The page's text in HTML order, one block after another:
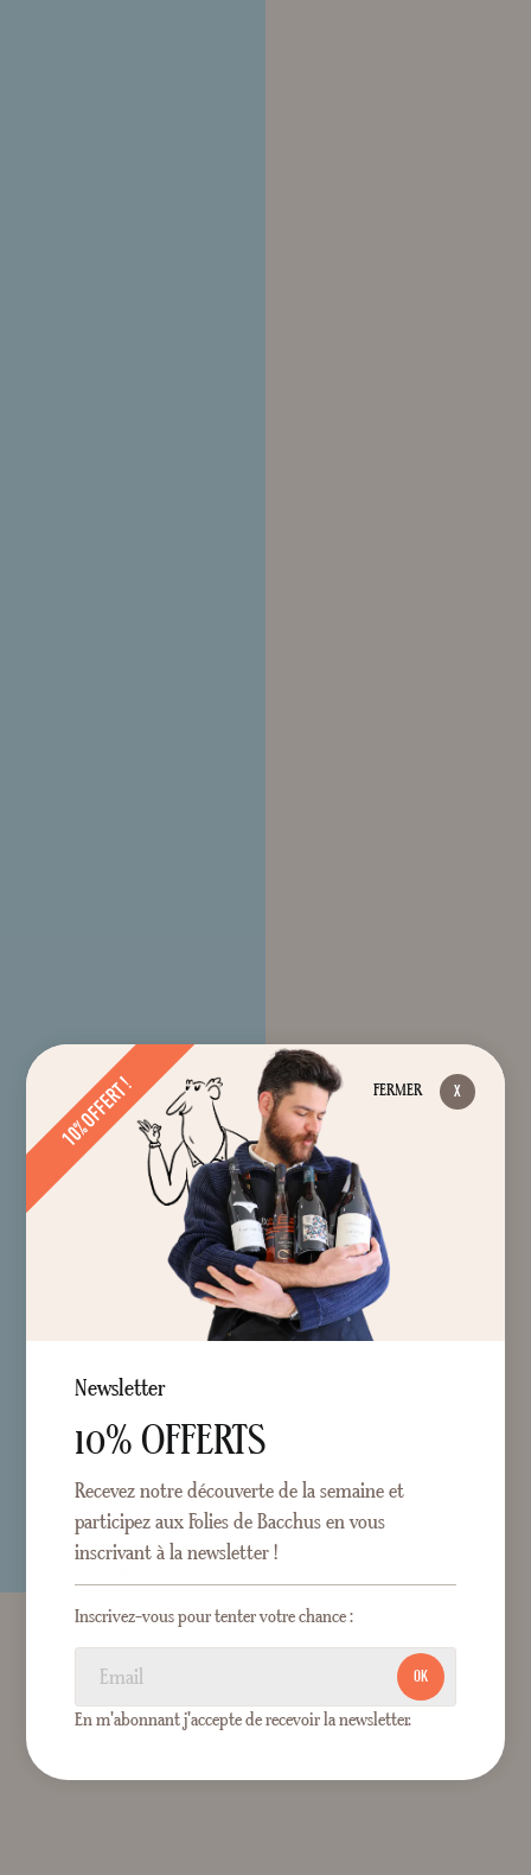
FERMER
10% OFFERT !
Newsletter
10% OFFERTS
Recevez notre découverte de la semaine et
participez aux Folies de Bacchus en vous
inscrivant à la newsletter !
Inscrivez-vous pour tenter votre chance :
OK
En m'abonnant j'accepte de recevoir la newsletter.